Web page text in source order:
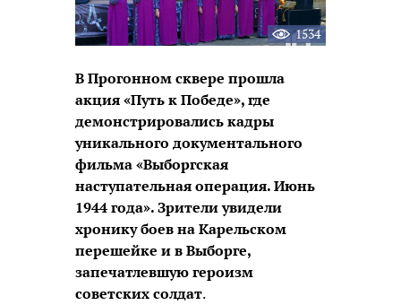
1534
В Прогонном сквере прошла
акция «Путь к Победе», где
демонстрировались кадры
уникального документального
фильма «Выборгская
наступательная операция. Июнь
1944 года». Зрители увидели
хронику боев на Карельском
перешейке и в Выборге,
запечатлевшую героизм
советских солдат.